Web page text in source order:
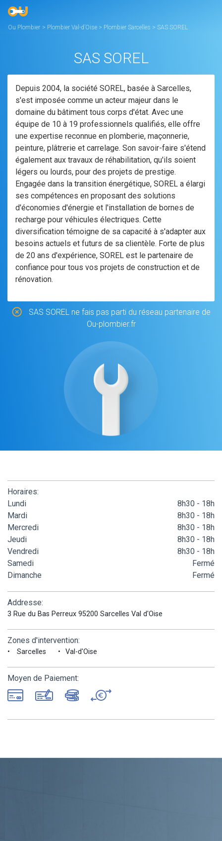
Ou Plombier > Plombier Val-d’Oise > Plombier Sarcelles > SAS SOREL
SAS SOREL
Depuis 2004, la société SOREL, basée à Sarcelles,
s'est imposée comme un acteur majeur dans le
domaine du bâtiment tous corps d'état. Avec une
équipe de 10 à 19 professionnels qualifiés, elle offre
une expertise reconnue en plomberie, maçonnerie,
peinture, plâtrerie et carrelage. Son savoir-faire s'étend
également aux travaux de réhabilitation, qu'ils soient
légers ou lourds, pour des projets de prestige.
Engagée dans la transition énergétique, SOREL a élargi
ses compétences en proposant des solutions
d'économies d'énergie et l'installation de bornes de
recharge pour véhicules électriques. Cette
diversification témoigne de sa capacité à s'adapter aux
besoins actuels et futurs de sa clientèle. Forte de plus
de 20 ans d'expérience, SOREL est le partenaire de
confiance pour tous vos projets de construction et de
rénovation.
SAS SOREL ne fais pas parti du réseau partenaire de
Ou-plombier.fr
Horaires:
Lundi
8h30 - 18h
Mardi
8h30 - 18h
Mercredi
8h30 - 18h
Jeudi
8h30 - 18h
Vendredi
8h30 - 18h
Samedi
Fermé
Dimanche
Fermé
Addresse:
3 Rue du Bas Perreux 95200 Sarcelles Val d'Oise
Zones d'intervention:
Sarcelles Val-d'Oise
Moyen de Paiement: